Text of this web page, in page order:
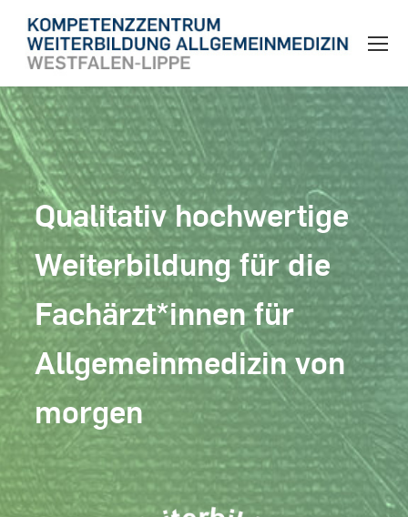
Qualitativ hochwertige
Weiterbildung für die
Fachärzt*innen für
Allgemeinmedizin von
morgen